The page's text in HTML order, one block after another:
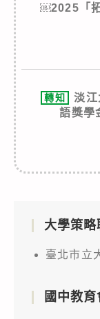
￼2025「
轉知
淡
語獎學
大學策略
臺北市立
國中教